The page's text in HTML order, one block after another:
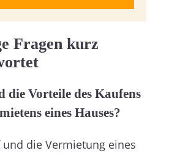
Fragen kurz
die Vorteile des Kaufens
eines Hauses?
und die Vermietung eines